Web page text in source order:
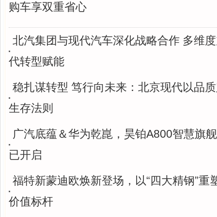
购车享双重省心
北汽集团与现代汽车深化战略合作 多维
代转型赋能
稳扎谋转型 笃行向未来：北京现代以品
生存法则
广汽底蕴＆华为乾崑，昊铂A800智慧旗
已开启
福特新蒙迪欧焕新登场，以“四大精钢”重
价值标杆